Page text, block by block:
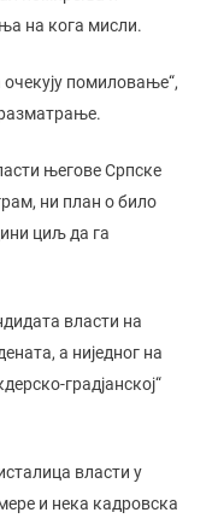
на кога мисли.
очекују помиловање“,
његове Српске
ни план о било
циљ да га
власти на
а ниједног на
градјанској“
власти у
и нека кадровска